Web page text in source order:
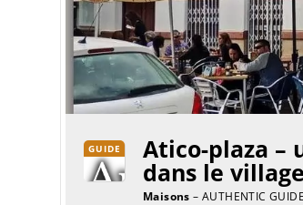
GUIDE Atico-plaza –
dans le
Maisons – AUTHENTIC